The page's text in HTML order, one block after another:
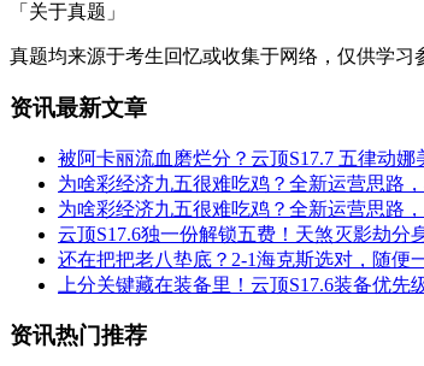
「关于真题」
真题均来源于考生回忆或收集于网络，仅供学习
资讯最新文章
被阿卡丽流血磨烂分？云顶S17.7 五律动娜
为啥彩经济九五很难吃鸡？全新运营思路
为啥彩经济九五很难吃鸡？全新运营思路
云顶S17.6独一份解锁五费！天煞灭影劫分
还在把把老八垫底？2-1海克斯选对，随便
上分关键藏在装备里！云顶S17.6装备优
资讯热门推荐